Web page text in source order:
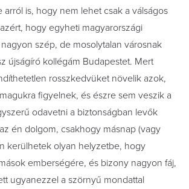
arról is, hogy nem lehet csak a válságos
hogy egyheti magyarországi
szép, de mosolytalan városnak
újságíró kollégám Budapestet. Mert
rosszkedvüket növelik azok,
figyelnek, és észre sem veszik a
odavetni a biztonságban levők
én dolgom, csakhogy másnap (vagy
kerülhetek olyan helyzetbe, hogy
emberségére, és bizony nagyon fáj,
ugyanezzel a szörnyű mondattal